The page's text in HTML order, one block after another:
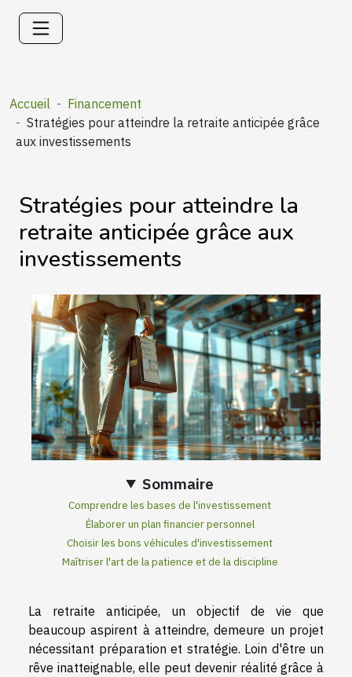
Accueil
Financement
Stratégies pour atteindre la retraite anticipée grâce
aux investissements
Stratégies pour atteindre la
retraite anticipée grâce aux
investissements
Sommaire
Comprendre les bases de l'investissement
Élaborer un plan financier personnel
Choisir les bons véhicules d'investissement
Maîtriser l'art de la patience et de la discipline
La retraite anticipée, un objectif de vie que
beaucoup aspirent à atteindre, demeure un projet
nécessitant préparation et stratégie. Loin d'être un
rêve inatteignable, elle peut devenir réalité grâce à